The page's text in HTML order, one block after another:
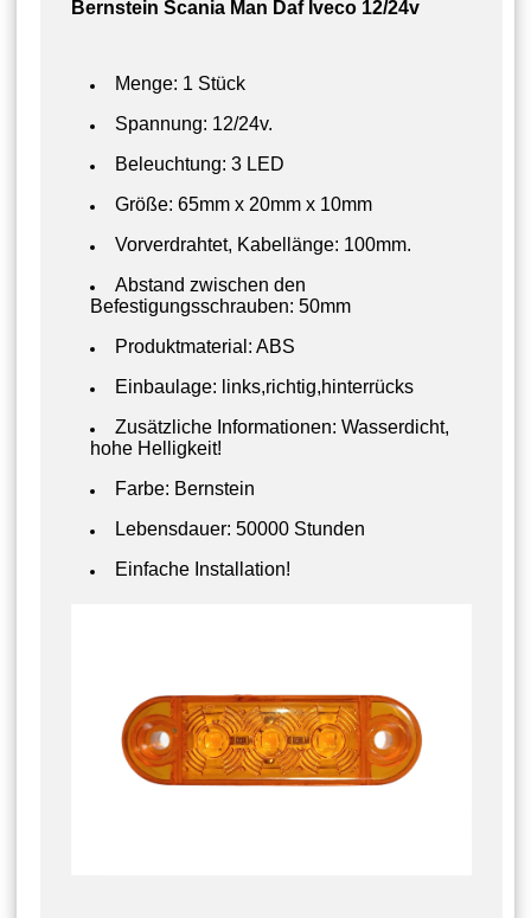
Bernstein Scania Man Daf Iveco 12/24v
Menge: 1 Stück
Spannung: 12/24v.
Beleuchtung: 3 LED
Größe: 65mm x 20mm x 10mm
Vorverdrahtet, Kabellänge: 100mm.
Abstand zwischen den
Befestigungsschrauben: 50mm
Produktmaterial: ABS
Einbaulage: links,richtig,hinterrücks
Zusätzliche Informationen: Wasserdicht,
hohe Helligkeit!
Farbe: Bernstein
Lebensdauer: 50000 Stunden
Einfache Installation!